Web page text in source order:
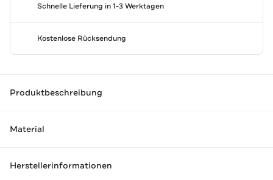
Schnelle Lieferung in 1-3 Werktagen
Kostenlose Rücksendung
Produktbeschreibung
Material
Herstellerinformationen